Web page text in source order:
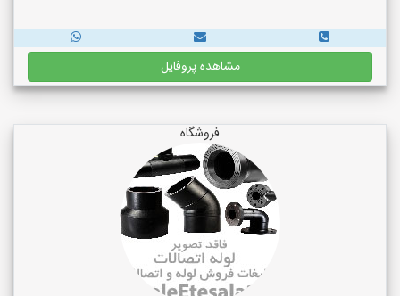
مشاهده پروفایل
فروشگاه